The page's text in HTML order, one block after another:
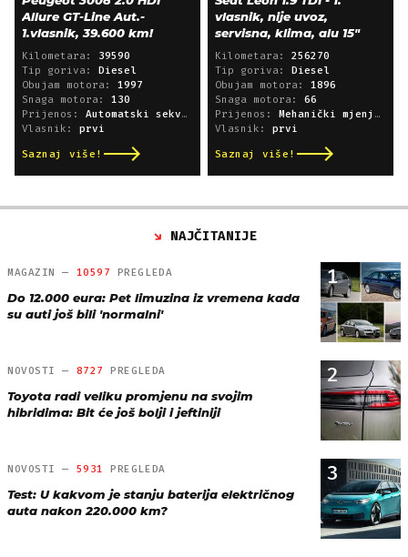
Allure GT-Line Aut.-
1.vlasnik, 39.600 km!
Kilometara: 39590
Tip goriva: Diesel
Obujam motora: 1997
Snaga motora: 130
Prijenos: Automatski sekvencijski
Vlasnik: prvi
Saznaj više!
vlasnik, nije uvoz,
servisna, klima, alu 15"
Kilometara: 256270
Tip goriva: Diesel
Obujam motora: 1896
Snaga motora: 66
Prijenos: Mehanički mjenjač
Vlasnik: prvi
Saznaj više!
NAJČITANIJE
1
MAGAZIN — 10597 PREGLEDA
Do 12.000 eura: Pet limuzina iz vremena kada
su auti još bili 'normalni'
2
NOVOSTI — 8727 PREGLEDA
Toyota radi veliku promjenu na svojim
hibridima: Bit će još bolji i jeftiniji
3
NOVOSTI — 5931 PREGLEDA
Test: U kakvom je stanju baterija električnog
auta nakon 220.000 km?